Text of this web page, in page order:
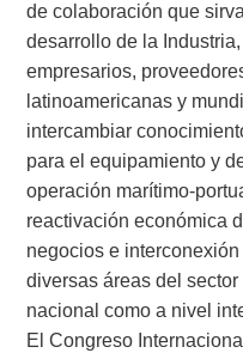
de colaboración que
desarrollo de la
empresarios,
latinoamericanas y
intercambiar
para el equipamiento y
operación marítimo-
reactivación económica
negocios e
diversas áreas del
nacional como a nivel
El Congreso